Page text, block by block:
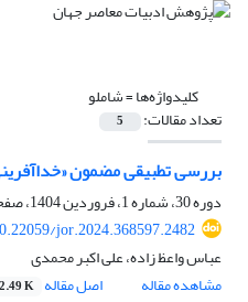
کلیدواژه‌ها =شاملو
تعداد مقالات: 5
بررسی تطبیقی مضمون
دوره 30، شماره 1، فروردین 1404، صفحه
jor.2024.368597.2482
عباس واعظ زاده، علی اکبر محمدی
مشاهده مقاله
اصل مقاله K